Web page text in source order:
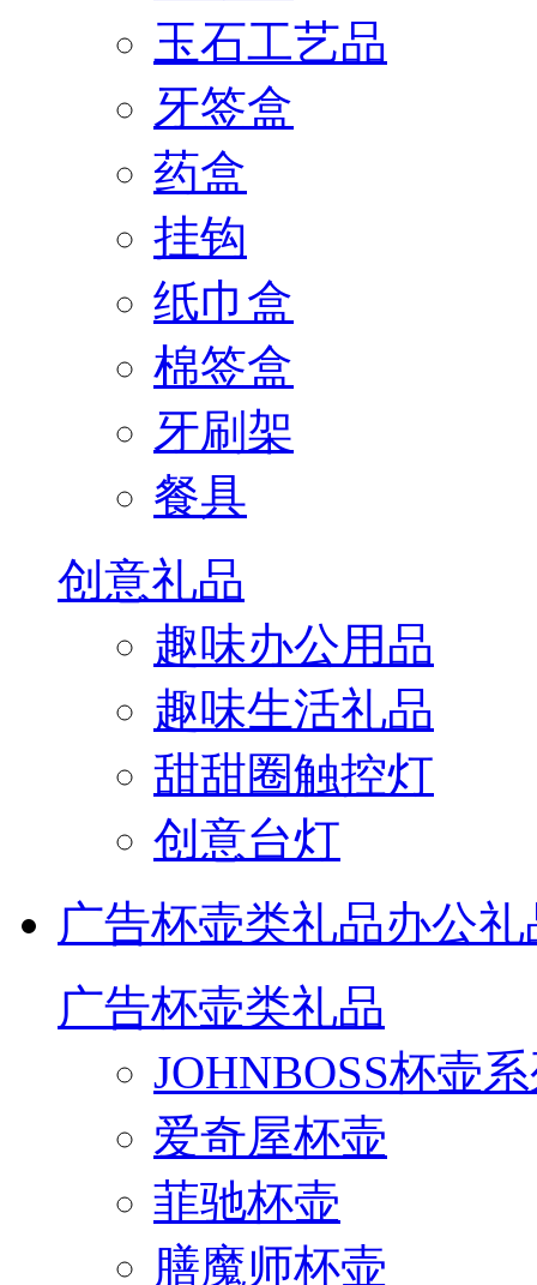
玉石工艺品
牙签盒
药盒
挂钩
纸巾盒
棉签盒
牙刷架
餐具
创意礼品
趣味办公用品
趣味生活礼品
甜甜圈触控灯
创意台灯
广告杯壶类礼品办公礼
广告杯壶类礼品
JOHNBOSS杯壶
爱奇屋杯壶
菲驰杯壶
膳魔师杯壶